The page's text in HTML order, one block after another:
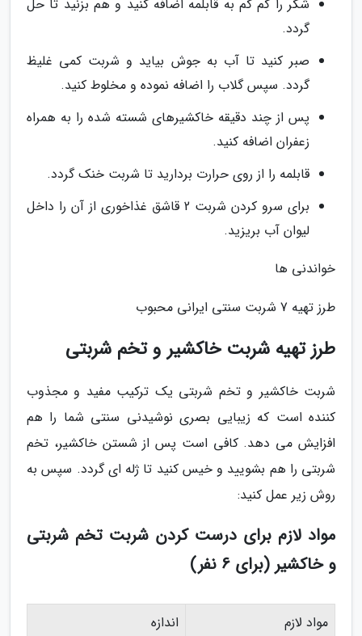
شکر را کم کم به قابلمه اضافه کنید و هم بزنید تا حل
گردد.
صبر کنید تا آب به جوش بیاید و شربت کمی غلیظ
گردد. سپس گلاب را اضافه نموده و مخلوط کنید.
پس از چند دقیقه خاکشیرهای شسته شده را به همراه
زعفران اضافه کنید.
قابلمه را از روی حرارت بردارید تا شربت خنک گردد.
برای سرو کردن شربت 2 قاشق غذاخوری از آن را داخل
لیوان آب بریزید.
خواندنی ها
طرز تهیه 7 شربت سنتی ایرانی محبوب
طرز تهیه شربت خاکشیر و تخم شربتی
شربت خاکشیر و تخم شربتی یک ترکیب مفید و مجذوب
کننده است که زیبایی بصری نوشیدنی سنتی شما را هم
افزایش می دهد. کافی است پس از شستن خاکشیر، تخم
شربتی را هم بشویید و خیس کنید تا ژله ای گردد. سپس به
روش زیر عمل کنید:
مواد لازم برای درست کردن شربت تخم شربتی
و خاکشیر (برای 6 نفر)
مواد لازم اندازه